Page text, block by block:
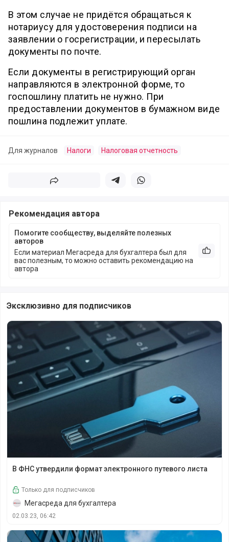
В этом случае не придётся обращаться к
нотариусу для удостоверения подписи на
заявлении о госрегистрации, и пересылать
документы по почте.
Если документы в регистрирующий орган
направляются в электронной форме, то
госпошлину платить не нужно. При
предоставлении документов в бумажном виде
пошлина подлежит уплате.
Для журналов Налоги Налоговая отчетность
Поделиться Поделиться в телеграм
Поделиться в whatsapp
Рекомендация автора
Помогите сообществу, выделяйте полезных
авторов
Если материал Мегасреда для бухгалтера был для
вас полезным, то можно оставить рекомендацию на
автора
Эксклюзивно для подписчиков
В ФНС утвердили формат электронного путевого листа
Только для подписчиков
Мегасреда для бухгалтера
02.03.23, 06:42